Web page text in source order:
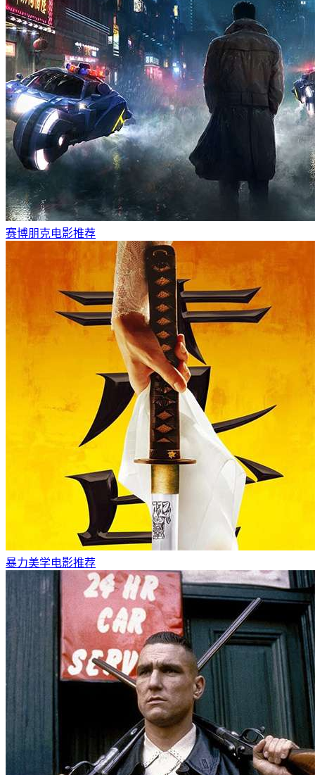
赛博朋克电影推荐
暴力美学电影推荐